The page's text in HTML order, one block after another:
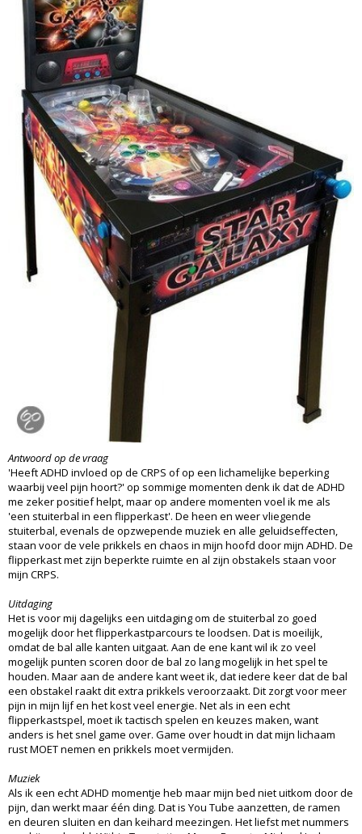
Antwoord op de vraag
'Heeft ADHD invloed op de CRPS of op een lichamelijke beperking
waarbij veel pijn hoort?' op sommige momenten denk ik dat de ADHD
me zeker positief helpt, maar op andere momenten voel ik me als
'een stuiterbal in een flipperkast'. De heen en weer vliegende
stuiterbal, evenals de opzwepende muziek en alle geluidseffecten,
staan voor de vele prikkels en chaos in mijn hoofd door mijn ADHD. De
flipperkast met zijn beperkte ruimte en al zijn obstakels staan voor
mijn CRPS.
Uitdaging
Het is voor mij dagelijks een uitdaging om de stuiterbal zo goed
mogelijk door het flipperkastparcours te loodsen. Dat is moeilijk,
omdat de bal alle kanten uitgaat. Aan de ene kant wil ik zo veel
mogelijk punten scoren door de bal zo lang mogelijk in het spel te
houden. Maar aan de andere kant weet ik, dat iedere keer dat de bal
een obstakel raakt dit extra prikkels veroorzaakt. Dit zorgt voor meer
pijn in mijn lijf en het kost veel energie. Net als in een echt
flipperkastspel, moet ik tactisch spelen en keuzes maken, want
anders is het snel game over. Game over houdt in dat mijn lichaam
rust MOET nemen en prikkels moet vermijden.
Muziek
Als ik een echt ADHD momentje heb maar mijn bed niet uitkom door de
pijn, dan werkt maar één ding. Dat is You Tube aanzetten, de ramen
en deuren sluiten en dan keihard meezingen. Het liefst met nummers